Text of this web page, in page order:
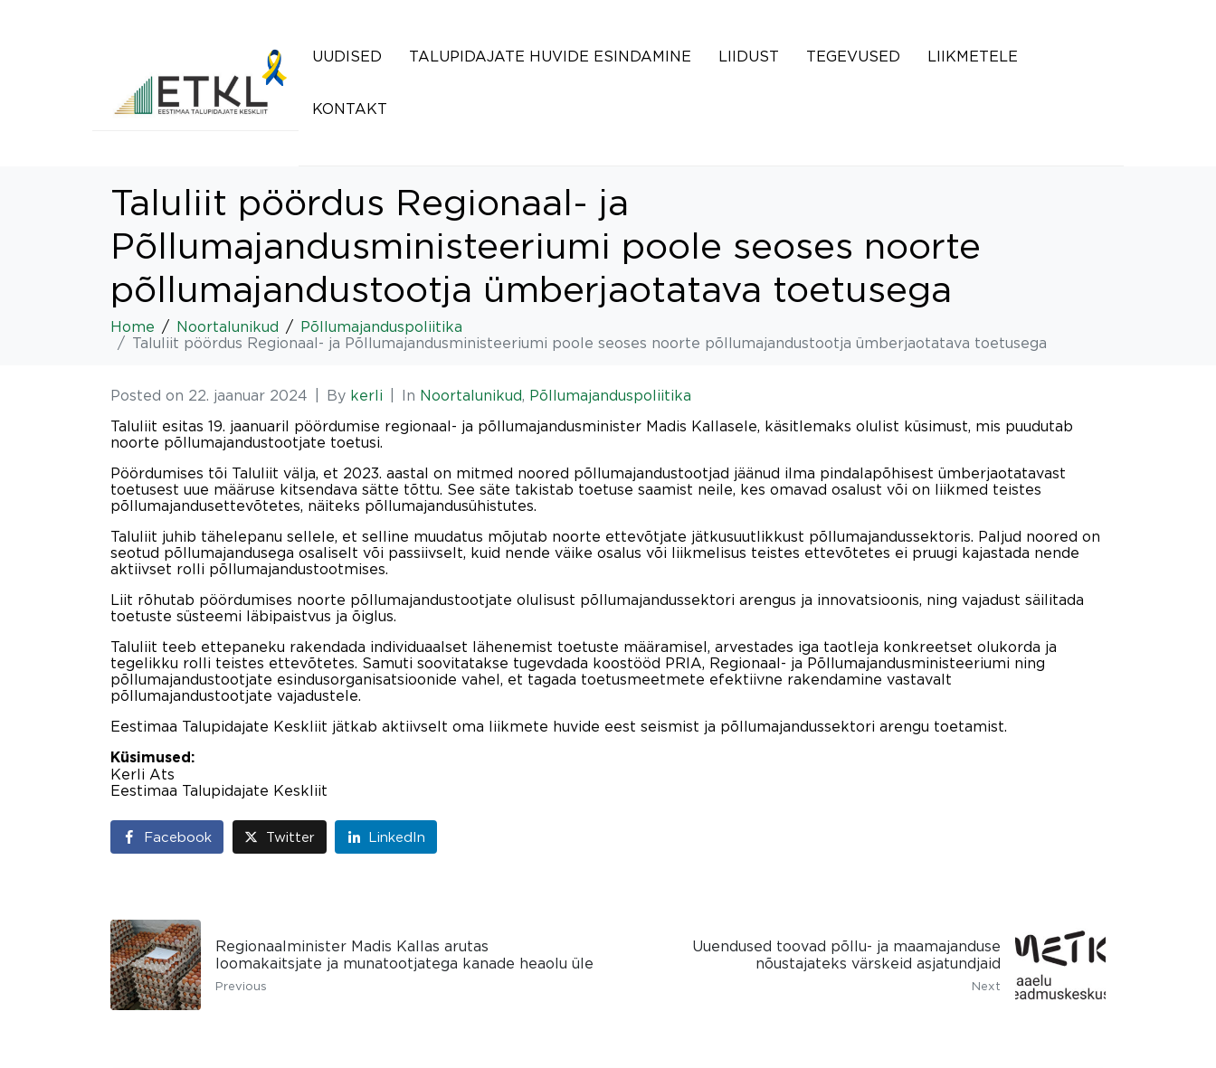
UUDISED TALUPIDAJATE HUVIDE ESINDAMINE LIIDUST TEGEVUSED LIIKMETELE
KONTAKT
Taluliit pöördus Regionaal- ja
Põllumajandusministeeriumi poole seoses noorte
põllumajandustootja ümberjaotatava toetusega
Home Noortalunikud
Põllumajanduspoliitika
Taluliit pöördus Regionaal- ja Põllumajandusministeeriumi poole seoses noorte põllumajandustootja ümberjaotatava toetusega
Posted on 22. jaanuar 2024 By kerli In Noortalunikud, Põllumajanduspoliitika
Taluliit esitas 19. jaanuaril pöördumise regionaal- ja põllumajandusminister Madis Kallasele, käsitlemaks olulist küsimust, mis puudutab
noorte põllumajandustootjate toetusi.
Pöördumises tõi Taluliit välja, et 2023. aastal on mitmed noored põllumajandustootjad jäänud ilma pindalapõhisest ümberjaotatavast
toetusest uue määruse kitsendava sätte tõttu. See säte takistab toetuse saamist neile, kes omavad osalust või on liikmed teistes
põllumajandusettevõtetes, näiteks põllumajandusühistutes.
Taluliit juhib tähelepanu sellele, et selline muudatus mõjutab noorte ettevõtjate jätkusuutlikkust põllumajandussektoris. Paljud noored on
seotud põllumajandusega osaliselt või passiivselt, kuid nende väike osalus või liikmelisus teistes ettevõtetes ei pruugi kajastada nende
aktiivset rolli põllumajandustootmises.
Liit rõhutab pöördumises noorte põllumajandustootjate olulisust põllumajandussektori arengus ja innovatsioonis, ning vajadust säilitada
toetuste süsteemi läbipaistvus ja õiglus.
Taluliit teeb ettepaneku rakendada individuaalset lähenemist toetuste määramisel, arvestades iga taotleja konkreetset olukorda ja
tegelikku rolli teistes ettevõtetes. Samuti soovitatakse tugevdada koostööd PRIA, Regionaal- ja Põllumajandusministeeriumi ning
põllumajandustootjate esindusorganisatsioonide vahel, et tagada toetusmeetmete efektiivne rakendamine vastavalt
põllumajandustootjate vajadustele.
Eestimaa Talupidajate Keskliit jätkab aktiivselt oma liikmete huvide eest seismist ja põllumajandussektori arengu toetamist.
Küsimused:
Kerli Ats
Eestimaa Talupidajate Keskliit
Facebook Twitter LinkedIn
Regionaalminister Madis Kallas arutas
loomakaitsjate ja munatootjatega kanade heaolu üle
Previous
Uuendused toovad põllu- ja maamajanduse
nõustajateks värskeid asjatundjaid
Next